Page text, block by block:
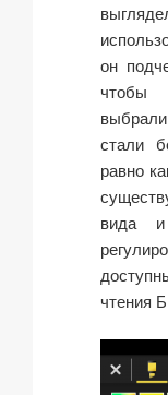
он
чтобы
стали
равно
вида
чтения